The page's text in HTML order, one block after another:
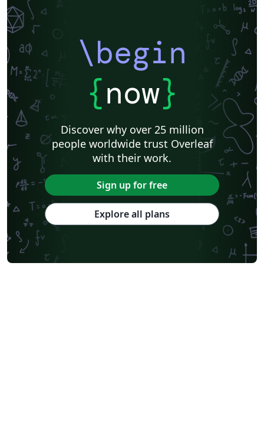
\begin
{now}
Discover why over 25 million
people worldwide trust Overleaf
with their work.
Sign up for free
Explore all plans